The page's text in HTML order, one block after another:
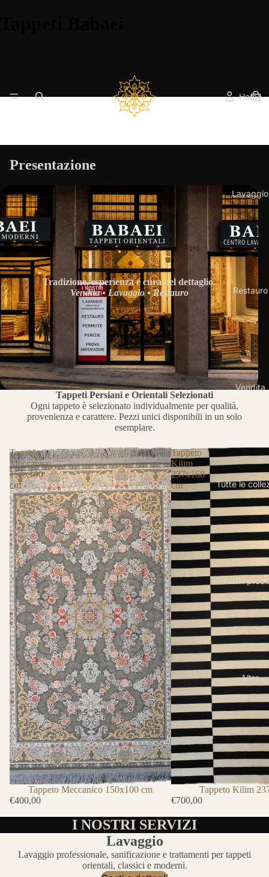
Home
Lavaggio
Restauro
Vendita
Tutte le
Tutti i
Altro
Presentazione
Tradizione, esperienza e cura nel dettaglio.
Vendita • Lavaggio • Restauro
Tappeti Persiani e Orientali Selezionati
Ogni tappeto è selezionato individualmente per qualità,
provenienza e carattere. Pezzi unici disponibili in un solo
esemplare.
Tappeto
Meccanico
150x100
cm
Tappeto Meccanico 150x100 cm
€400,00
Tappeto
Kilim
237x168
cm
Tappeto Kilim
€700,00
I NOSTRI SERVIZI
Lavaggio
Lavaggio professionale, sanificazione e trattamenti per tappeti
orientali, classici e moderni.